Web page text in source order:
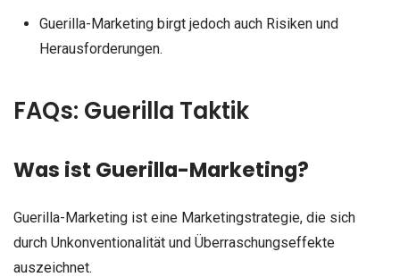
Guerilla-Marketing birgt jedoch auch Risiken und
Herausforderungen.
FAQs: Guerilla Taktik
Was ist Guerilla-Marketing?
Guerilla-Marketing ist eine Marketingstrategie, die sich
durch Unkonventionalität und Überraschungseffekte
auszeichnet.